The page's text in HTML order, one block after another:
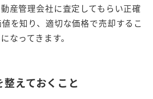
産管理会社に査定してもらい正確
を知り、適切な価格で売却するこ
なってきます。
えておくこと